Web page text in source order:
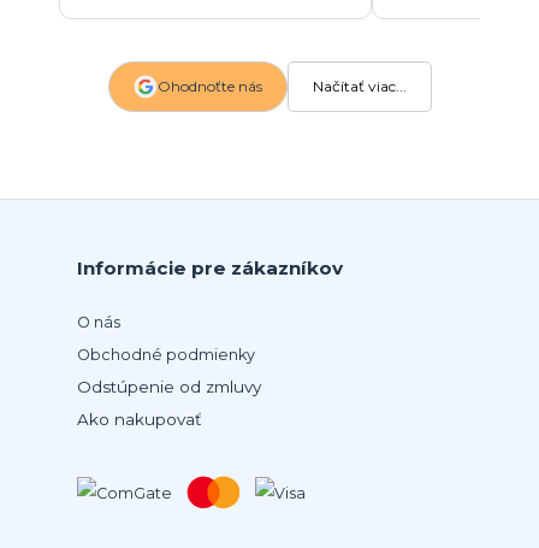
Ohodnoťte nás Načítať viac...
Informácie pre zákazníkov
O nás
Obchodné podmienky
Odstúpenie od zmluvy
Ako nakupovať